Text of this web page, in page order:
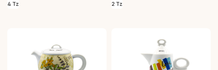
4 Tz 2 Tz